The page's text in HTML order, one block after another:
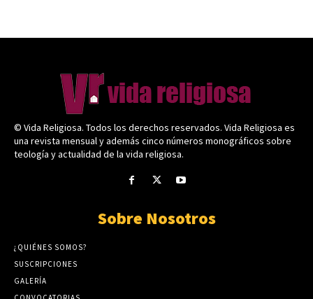
© Vida Religiosa. Todos los derechos reservados. Vida Religiosa es
una revista mensual y además cinco números monográficos sobre
teología y actualidad de la vida religiosa.
Sobre Nosotros
¿QUIÉNES SOMOS?
SUSCRIPCIONES
GALERÍA